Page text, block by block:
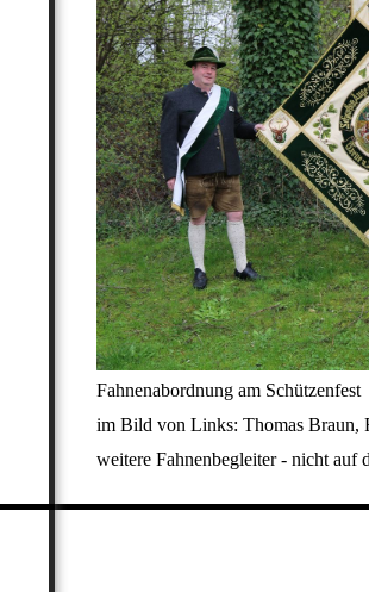
Fahnenabordnung am Schützenfest
im Bild von Links: Thomas Braun,
weitere Fahnenbegleiter - nicht auf